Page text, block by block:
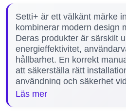
Setti+ är ett välkänt märke
kombinerar modern design
Deras produkter är särskilt
energieffektivitet,
hållbarhet. En korrekt
att säkerställa rätt
användning och säkerhet
lampor. Vi erbjuder tillgång
Läs mer